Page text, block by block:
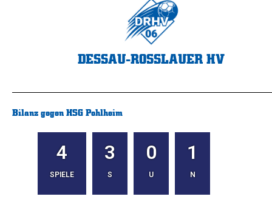
DESSAU-ROSSLAUER HV
Bilanz gegen HSG Pohlheim
4
SPIELE
3
S
0
U
1
N